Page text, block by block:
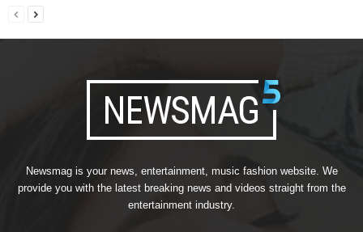
Newsmag is your news, entertainment, music fashion website. We
provide you with the latest breaking news and videos straight from the
entertainment industry.